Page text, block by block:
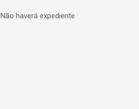
Não haverá expediente